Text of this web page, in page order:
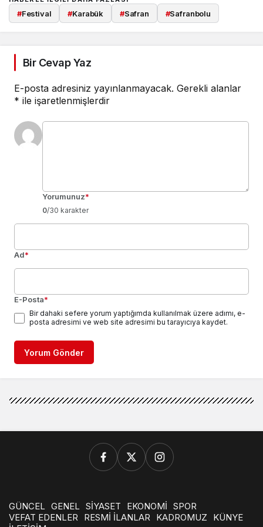
#Festival #Karabük #Safran #Safranbolu
Bir Cevap Yaz
E-posta adresiniz yayınlanmayacak. Gerekli alanlar
* ile işaretlenmişlerdir
Yorumunuz*
0/30 karakter
Ad*
E-Posta*
Bir dahaki sefere yorum yaptığımda kullanılmak üzere adımı, e-
posta adresimi ve web site adresimi bu tarayıcıya kaydet.
Yorum Gönder
GÜNCEL GENEL SİYASET EKONOMİ SPOR
VEFAT EDENLER RESMİ İLANLAR KADROMUZ
KÜNYE